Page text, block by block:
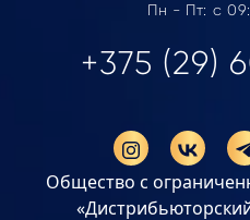
Пн - Пт: с
+375 (29)
Общество с